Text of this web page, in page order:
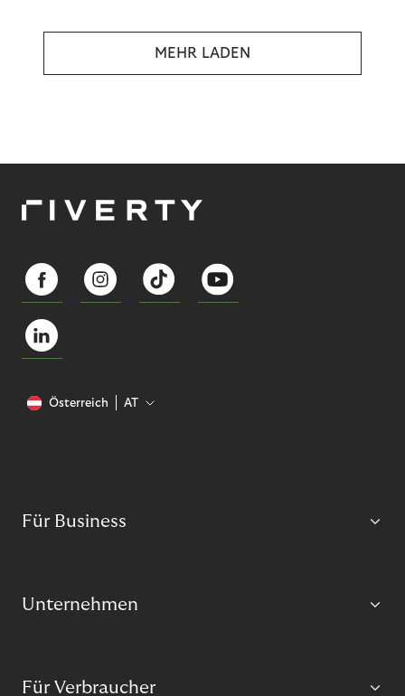
MEHR LADEN
Österreich AT
Für Business
Unternehmen
Für Verbraucher